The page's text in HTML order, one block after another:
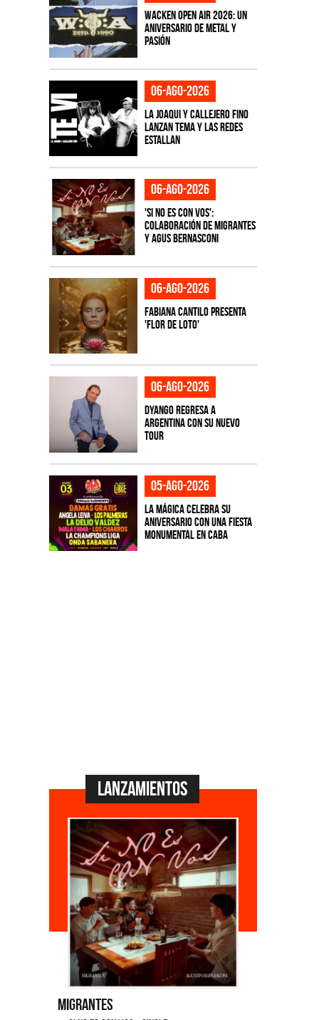
Wacken Open Air 2026: Un
aniversario de metal y
pasión
06-ago-2026
La Joaqui y Callejero Fino
lanzan tema y las redes
estallan
06-ago-2026
'Si No Es Con Vos':
colaboración de Migrantes
y Agus Bernasconi
06-ago-2026
Fabiana Cantilo presenta
'Flor de Loto'
06-ago-2026
Dyango regresa a
Argentina con su nuevo
tour
05-ago-2026
La Mágica celebra su
aniversario con una fiesta
monumental en CABA
Lanzamientos
Migrantes